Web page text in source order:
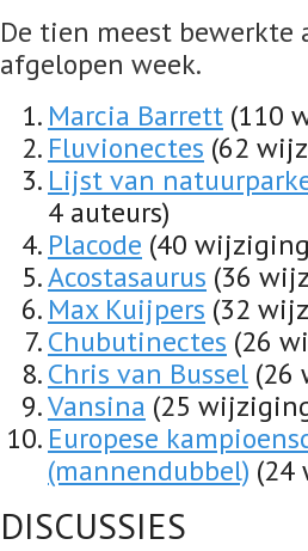
De tien meest
afgelopen week.
Marcia Barrett (110
Fluvionectes (62
Lijst van
4 auteurs)
Placode (40
Acostasaurus (36
Max Kuijpers (32
Chubutinectes (26
Chris van Bussel (26
Vansina (25
Europese
(mannendubbel) (24
DISCUSSIES